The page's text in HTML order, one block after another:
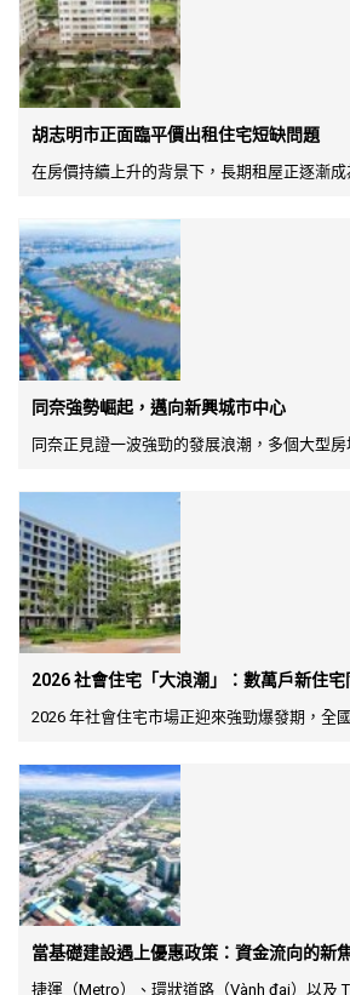
胡志明市正面臨平價出租住宅短缺問題
在房價持續上升的背景下，長期租屋正逐漸
同奈強勢崛起，邁向新興城市中心
同奈正見證一波強勁的發展浪潮，多個大型
2026 社會住宅「大浪潮」：數萬戶新住
2026 年社會住宅市場正迎來強勁爆發期，全
當基礎建設遇上優惠政策：資金流向的新
捷運（Metro）、環狀道路（Vành đai）以及